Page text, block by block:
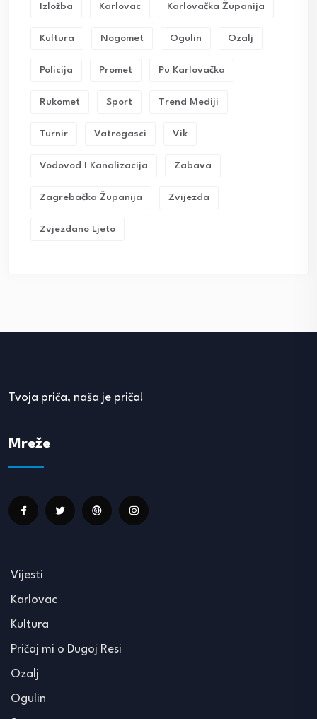
Izložba Karlovac Karlovačka Županija
Kultura Nogomet Ogulin Ozalj
Policija Promet Pu Karlovačka
Rukomet Sport Trend Mediji
Turnir Vatrogasci Vik
Vodovod I Kanalizacija Zabava
Zagrebačka Županija Zvijezda
Zvjezdano Ljeto
Tvoja priča, naša je priča!
Mreže
Vijesti
Karlovac
Kultura
Pričaj mi o Dugoj Resi
Ozalj
Ogulin